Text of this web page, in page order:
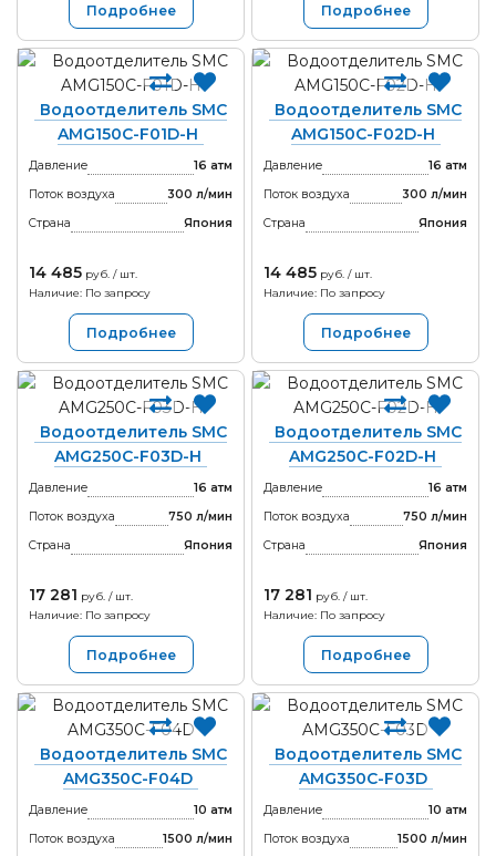
Подробнее Подробнее
Водоотделитель SMC
AMG150C-F01D-H
Давление
16 атм
Поток воздуха
300 л/мин
Страна
Япония
14 485 руб. / шт.
Наличие: По запросу
Подробнее
Водоотделитель SMC
AMG150C-F02D-H
Давление
16 атм
Поток воздуха
300 л/мин
Страна
Япония
14 485 руб. / шт.
Наличие: По запросу
Подробнее
Водоотделитель SMC
AMG250C-F03D-H
Давление
16 атм
Поток воздуха
750 л/мин
Страна
Япония
17 281 руб. / шт.
Наличие: По запросу
Подробнее
Водоотделитель SMC
AMG250C-F02D-H
Давление
16 атм
Поток воздуха
750 л/мин
Страна
Япония
17 281 руб. / шт.
Наличие: По запросу
Подробнее
Водоотделитель SMC
AMG350C-F04D
Давление
10 атм
Поток воздуха
1500 л/мин
Водоотделитель SMC
AMG350C-F03D
Давление
10 атм
Поток воздуха
1500 л/мин